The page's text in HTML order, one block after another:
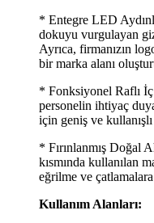
* Entegre LED
dokuyu vurgulayan
Ayrıca, firmanızın
bir marka alanı
* Fonksiyonel Raflı
personelin ihtiyaç
için geniş ve
* Fırınlanmış Doğal
kısmında kullanılan
eğrilme ve
Kullanım Alanları: